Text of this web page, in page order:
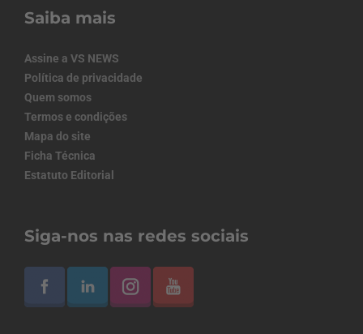
Saiba mais
Assine a VS NEWS
Política de privacidade
Quem somos
Termos e condições
Mapa do site
Ficha Técnica
Estatuto Editorial
Siga-nos nas redes sociais